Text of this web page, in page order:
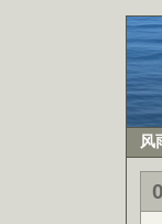
风